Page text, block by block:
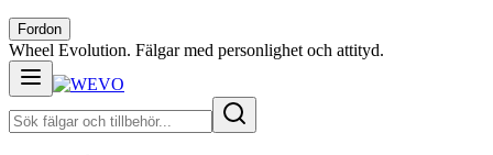
Fordon
Wheel Evolution. Fälgar med personlighet och attityd.